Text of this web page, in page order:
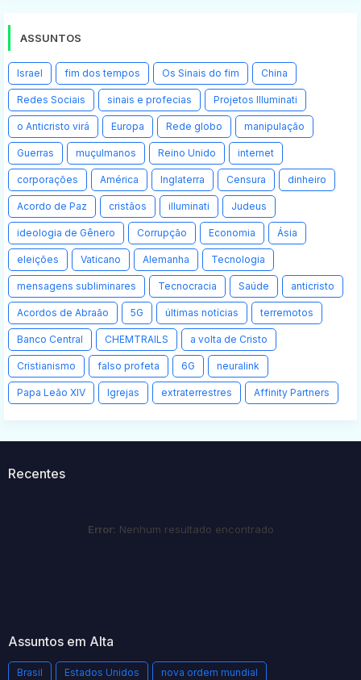
ASSUNTOS
Israel fim dos tempos Os Sinais do fim China
Redes Sociais sinais e profecias Projetos Illuminati
o Anticristo virá Europa Rede globo manipulação
Guerras muçulmanos Reino Unido internet
corporações América Inglaterra Censura dinheiro
Acordo de Paz cristãos illuminati Judeus
ideologia de Gênero Corrupção Economia Ásia
eleições Vaticano Alemanha Tecnologia
mensagens subliminares Tecnocracia Saúde anticristo
Acordos de Abraão 5G últimas notícias terremotos
Banco Central CHEMTRAILS a volta de Cristo
Cristianismo falso profeta 6G neuralink
Papa Leão XIV Igrejas extraterrestres Affinity Partners
Recentes
Error: Nenhum resultado encontrado
Assuntos em Alta
Brasil Estados Unidos nova ordem mundial